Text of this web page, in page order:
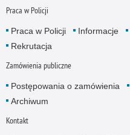
Praca w Policji
Praca w Policji Informacje
Rekrutacja
Zamówienia publiczne
Postępowania o zamówienia
Archiwum
Kontakt